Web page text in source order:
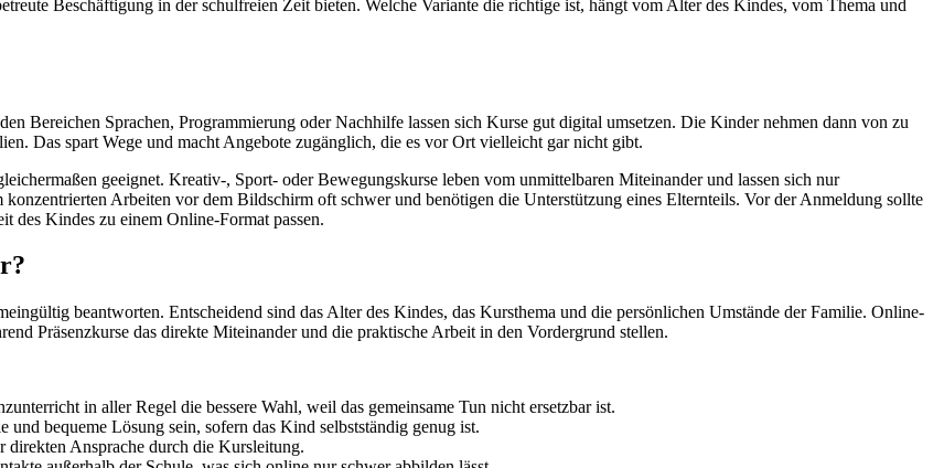
Beschäftigung in der schulfreien Zeit bieten. Welche Variante die richtige ist, hängt vom Alter des Kindes, vom Thema und
Bereichen Sprachen, Programmierung oder Nachhilfe lassen sich Kurse gut digital umsetzen. Die Kinder nehmen dann von zu
Das spart Wege und macht Angebote zugänglich, die es vor Ort vielleicht gar nicht gibt.
geeignet. Kreativ-, Sport- oder Bewegungskurse leben vom unmittelbaren Miteinander und lassen sich nur
Arbeiten vor dem Bildschirm oft schwer und benötigen die Unterstützung eines Elternteils. Vor der Anmeldung sollte
des Kindes zu einem Online-Format passen.
beantworten. Entscheidend sind das Alter des Kindes, das Kursthema und die persönlichen Umstände der Familie. Online-
Präsenzkurse das direkte Miteinander und die praktische Arbeit in den Vordergrund stellen.
in aller Regel die bessere Wahl, weil das gemeinsame Tun nicht ersetzbar ist.
und bequeme Lösung sein, sofern das Kind selbstständig genug ist.
Ansprache durch die Kursleitung.